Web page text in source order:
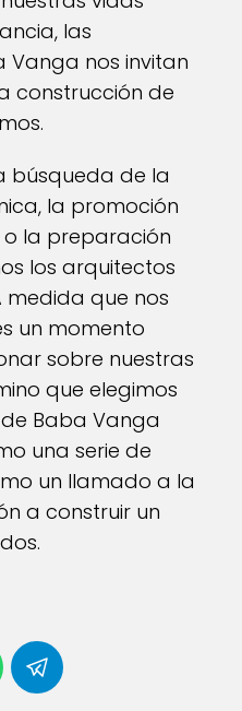
las
Vanga nos invitan
construcción de
búsqueda de la
la promoción
la preparación
los arquitectos
medida que nos
un momento
sobre nuestras
que elegimos
Baba Vanga
una serie de
un llamado a la
a construir un